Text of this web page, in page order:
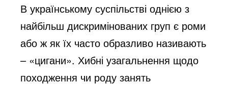
В українському суспільстві однією з
найбільш дискримінованих груп є роми
або ж як їх часто образливо називають
– «цигани». Хибні узагальнення щодо
походження чи роду занять